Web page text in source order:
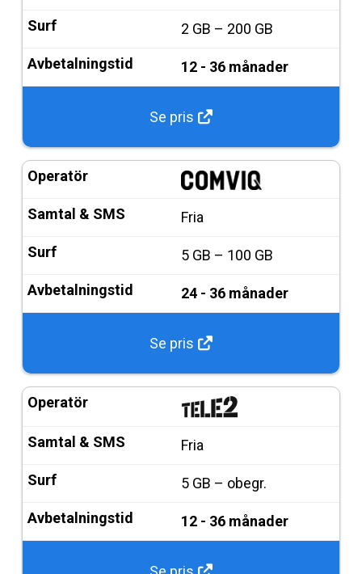
2 GB – 200 GB
12 - 36 månader
Se pris
Fria
5 GB – 100 GB
24 - 36 månader
Se pris
Fria
5 GB – obegr.
12 - 36 månader